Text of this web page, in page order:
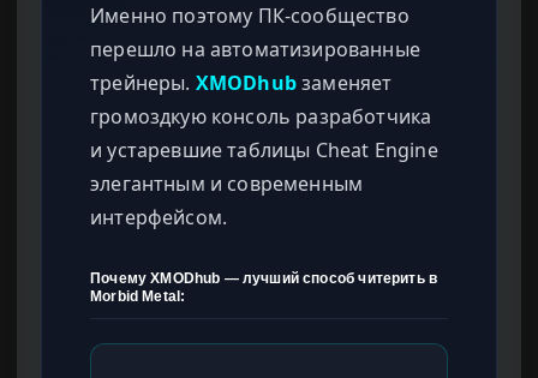
Именно поэтому ПК-сообщество
перешло на автоматизированные
трейнеры. XMODhubзаменяет
громоздкую консоль разработчика
и устаревшие таблицы Cheat Engine
элегантным и современным
интерфейсом.
Почему XMODhub — лучший способ читерить в
Morbid Metal: